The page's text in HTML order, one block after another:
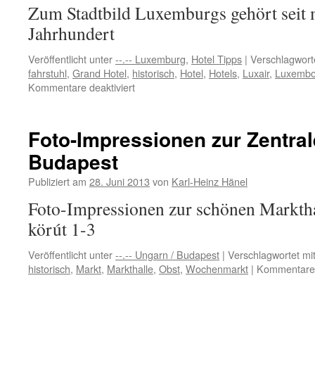
Zum Stadtbild Luxemburgs gehört seit
Jahrhundert
Veröffentlicht unter--.-- Luxemburg, Hotel Tipps |
fahrstuhl, Grand Hotel, historisch, Hotel, Hotels, Luxair,
Kommentare deaktiviertfür
prägt
Stadtbild
…
Foto-Impressionen zur
Budapest
Publiziert am 28. Juni 2013 von Karl-Heinz Hänel
Foto-Impressionen zur schönen
körút 1-3
Veröffentlicht unter--.-- Ungarn / Budapest | Verschlagwortet mit
historisch, Markt, Markthalle, Obst, Wochenmarkt |